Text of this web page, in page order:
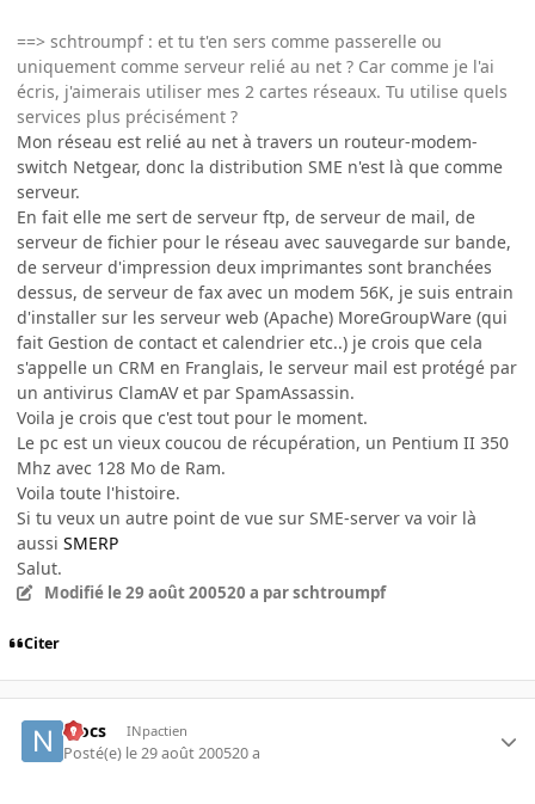
==> schtroumpf : et tu t'en sers comme passerelle ou
uniquement comme serveur relié au net ? Car comme je l'ai
écris, j'aimerais utiliser mes 2 cartes réseaux. Tu utilise quels
services plus précisément ?
Mon réseau est relié au net à travers un routeur-modem-
switch Netgear, donc la distribution SME n'est là que comme
serveur.
En fait elle me sert de serveur ftp, de serveur de mail, de
serveur de fichier pour le réseau avec sauvegarde sur bande,
de serveur d'impression deux imprimantes sont branchées
dessus, de serveur de fax avec un modem 56K, je suis entrain
d'installer sur les serveur web (Apache) MoreGroupWare (qui
fait Gestion de contact et calendrier etc..) je crois que cela
s'appelle un CRM en Franglais, le serveur mail est protégé par
un antivirus ClamAV et par SpamAssassin.
Voila je crois que c'est tout pour le moment.
Le pc est un vieux coucou de récupération, un Pentium II 350
Mhz avec 128 Mo de Ram.
Voila toute l'histoire.
Si tu veux un autre point de vue sur SME-server va voir là
aussi SMERP
Salut.
Modifié le 29 août 200520 a par schtroumpf
Citer
niocs INpactien
Posté(e) le 29 août 200520 a